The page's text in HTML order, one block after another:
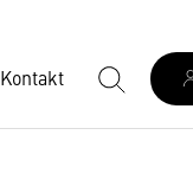
Kontakt